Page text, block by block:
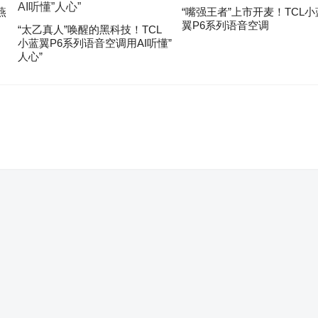
“太乙真人”唤醒的黑科技！TCL
小蓝翼P6系列语音空调用AI听懂”
人心”
“嘴强王者”上市开麦！TCL小
翼P6系列语音空调